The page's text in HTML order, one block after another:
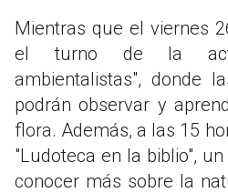
Mientras que el viernes
el turno de la
ambientalistas", donde
podrán observar y
flora. Además, a las 15
"Ludoteca en la biblio",
conocer más sobre la